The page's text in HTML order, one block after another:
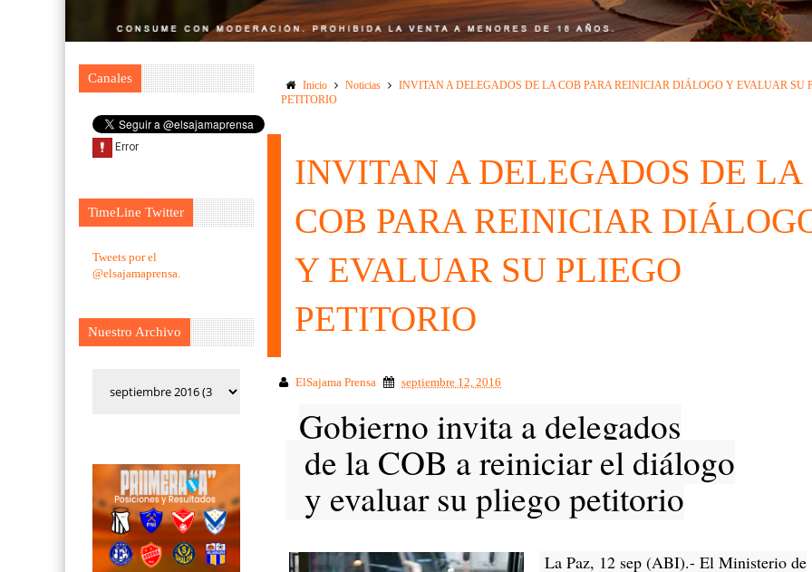
Canales
TimeLine Twitter
Tweets por el
@elsajamaprensa.
Nuestro Archivo
Inicio Noticias
INVITAN A DELEGADOS DE LA COB PARA REINICIAR DIÁLOGO Y EVALUAR SU
PETITORIO
INVITAN A DELEGADOS DE LA
COB PARA REINICIAR
Y EVALUAR SU PLIEGO
PETITORIO
ElSajama Prensa septiembre 12, 2016
Gobierno invita a delegados
de la COB a reiniciar el diálogo
y evaluar su pliego petitorio
La Paz, 12 sep (ABI).- El Ministerio de